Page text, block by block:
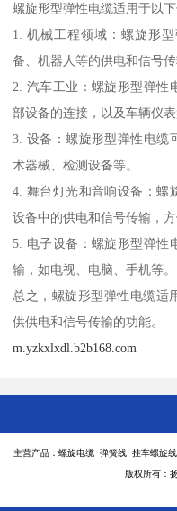
螺旋形型弹性电缆适用于以下
1. 机械工程领域：螺旋形
备、机器人等的供电和信号传
2. 汽车工业：螺旋形型弹性
部设备的连接，以及车辆仪
3. 设备：螺旋形型弹性电缆
术器械、检测设备等。
4. 舞台灯光和音响设备：螺
设备中的供电和信号传输，
5. 电子设备：螺旋形型弹性
输，如电视、电脑、手机等。
总之，螺旋形型弹性电缆适
供供电和信号传输的功能。
m.yzkxlxdl.b2b168.com
主营产品：螺旋电缆 弹簧线 挂车螺旋
版权所有：